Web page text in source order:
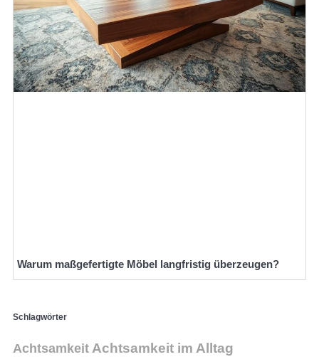
Warum maßgefertigte Möbel langfristig überzeugen?
Schlagwörter
Achtsamkeit Achtsamkeit im Alltag